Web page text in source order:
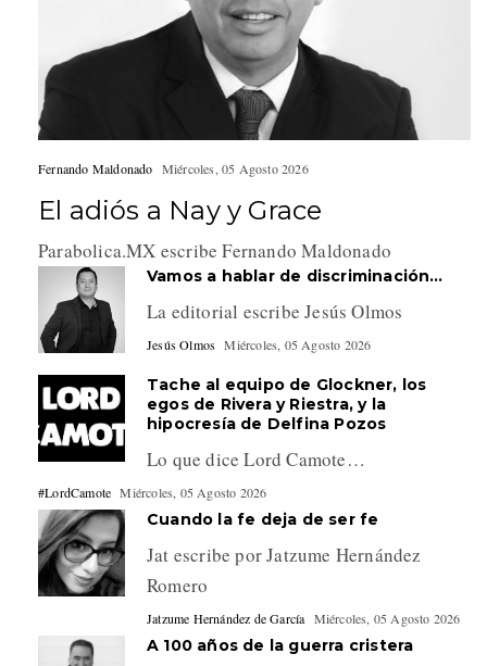
Fernando Maldonado Miércoles, 05 Agosto 2026
El adiós a Nay y Grace
Parabolica.MX escribe Fernando Maldonado
Vamos a hablar de discriminación…
La editorial escribe Jesús Olmos
Jesús Olmos Miércoles, 05 Agosto 2026
Tache al equipo de Glockner, los
egos de Rivera y Riestra, y la
hipocresía de Delfina Pozos
Lo que dice Lord Camote…
#LordCamote Miércoles, 05 Agosto 2026
Cuando la fe deja de ser fe
Jat escribe por Jatzume Hernández
Romero
Jatzume Hernández de García Miércoles, 05 Agosto 2026
A 100 años de la guerra cristera